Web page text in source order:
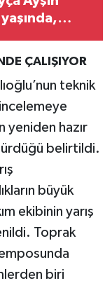
ÇALIŞIYOR
teknik
yeniden hazır
belirtildi.
büyük
ekibinin yarış
Toprak
biri